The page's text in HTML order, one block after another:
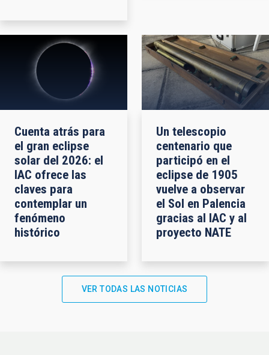
Cuenta atrás para
el gran eclipse
solar del 2026: el
IAC ofrece las
claves para
contemplar un
fenómeno
histórico
Un telescopio
centenario que
participó en el
eclipse de 1905
vuelve a observar
el Sol en Palencia
gracias al IAC y al
proyecto NATE
VER TODAS LAS NOTICIAS